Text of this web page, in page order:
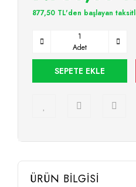
877,50 TL'den başlayan
Adet
SEPETE EKLE
ÜRÜN BİLGİSİ